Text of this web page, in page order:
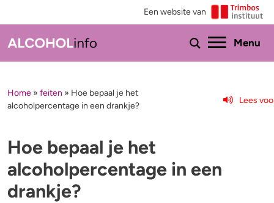
Een website van
Menu
Menu
Effecten en risico’s
Minder drinken of stoppen?
Test je kennis
Uitgebreide drinktest
Home » feiten » Hoe bepaal je het
alcoholpercentage in een drankje?
Lees
Hoe bepaal je het
alcoholpercentage in een
drankje?